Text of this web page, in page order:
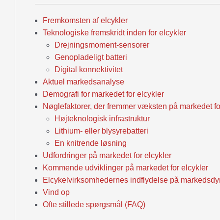
Fremkomsten af elcykler
Teknologiske fremskridt inden for elcykler
Drejningsmoment-sensorer
Genopladeligt batteri
Digital konnektivitet
Aktuel markedsanalyse
Demografi for markedet for elcykler
Nøglefaktorer, der fremmer væksten på markedet
Højteknologisk infrastruktur
Lithium- eller blysyrebatteri
En knitrende løsning
Udfordringer på markedet for elcykler
Kommende udviklinger på markedet for elcykler
Elcykelvirksomhedernes indflydelse på
Vind op
Ofte stillede spørgsmål (FAQ)